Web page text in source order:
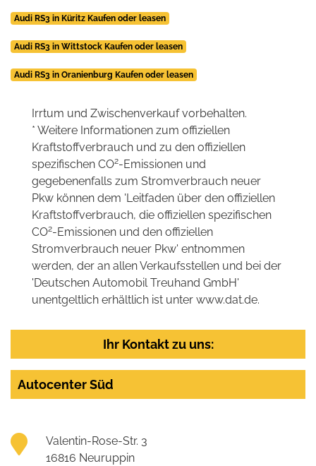
Audi RS3 in Küritz Kaufen oder leasen
Audi RS3 in Wittstock Kaufen oder leasen
Audi RS3 in Oranienburg Kaufen oder leasen
Irrtum und Zwischenverkauf vorbehalten.
* Weitere Informationen zum offiziellen
Kraftstoffverbrauch und zu den offiziellen
spezifischen CO2-Emissionen und
gegebenenfalls zum Stromverbrauch neuer
Pkw können dem 'Leitfaden über den offiziellen
Kraftstoffverbrauch, die offiziellen spezifischen
CO2-Emissionen und den offiziellen
Stromverbrauch neuer Pkw' entnommen
werden, der an allen Verkaufsstellen und bei der
'Deutschen Automobil Treuhand GmbH'
unentgeltlich erhältlich ist unter www.dat.de.
Ihr Kontakt zu uns:
Autocenter Süd
Valentin-Rose-Str. 3
16816 Neuruppin